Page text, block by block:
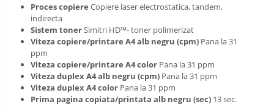
Proces copiere Copiere laser electrostatica, tandem,
indirecta
Sistem tonerSimitri HD™- toner polimerizat
Viteza copiere/printare A4 alb negru (cpm) Pana la 31
ppm
Viteza copiere/printare A4 color Pana la 31 ppm
Viteza duplex A4 alb negru (cpm) Pana la 31 ppm
Viteza duplex A4 color Pana la 31 ppm
Prima pagina copiata/printata alb negru (sec) 13 sec.